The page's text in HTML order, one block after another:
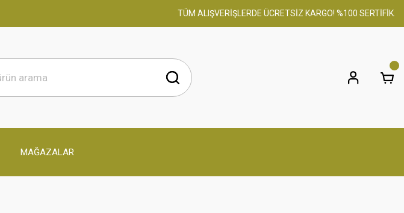
TÜM ALIŞVERİŞLERDE ÜCRETSİZ KARGO! %100 SERTİFİKALI
MAĞAZALAR